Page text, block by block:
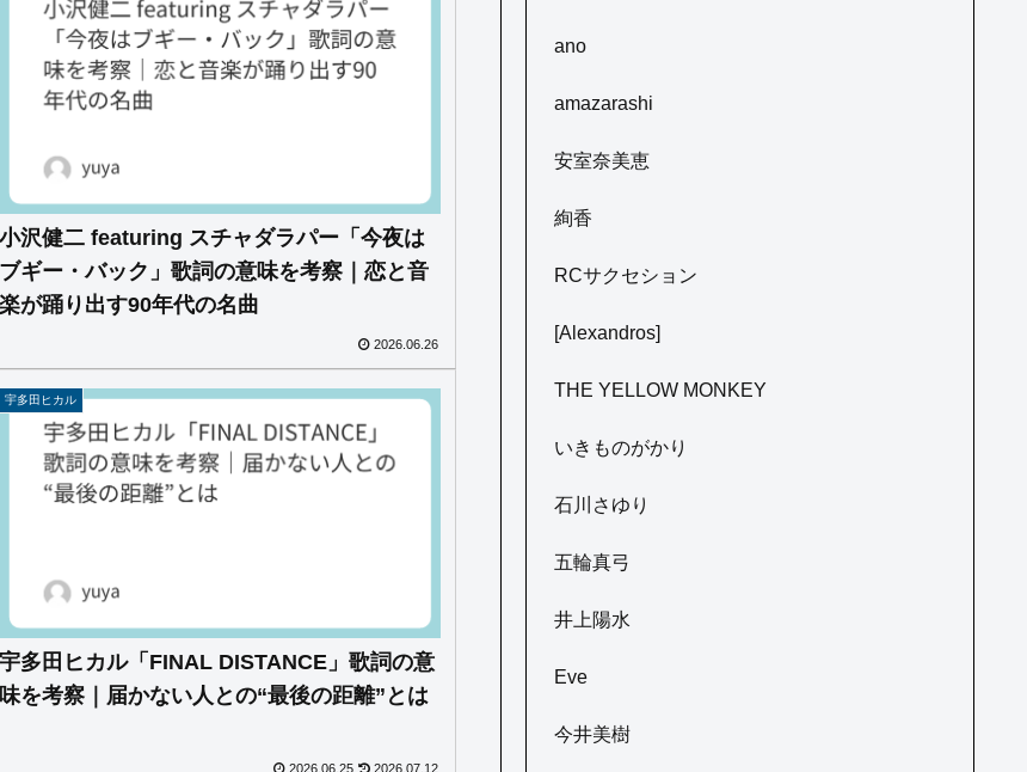
小沢健二 featuring スチャダラパー「今夜は
ブギー・バック」歌詞の意味を考察｜恋と音
楽が踊り出す90年代の名曲
2026.06.26
宇多田ヒカル
宇多田ヒカル「FINAL DISTANCE」歌詞の意
味を考察｜届かない人との“最後の距離”とは
2026.06.25 2026.07.12
ano
amazarashi
安室奈美恵
絢香
RCサクセション
[Alexandros]
THE YELLOW MONKEY
いきものがかり
石川さゆり
五輪真弓
井上陽水
Eve
今井美樹